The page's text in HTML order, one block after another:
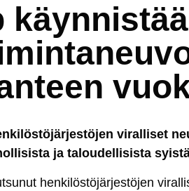
käynnistää
vi­ral­li­set
ja ta­lou­del­li­sis­ta
hen­ki­lös­tö­jär­jes­tö­jen